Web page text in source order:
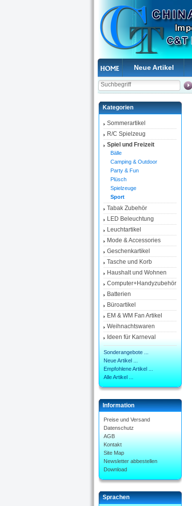
Neue Artikel
Kategorien
Sommerartikel
R/C Spielzeug
Spiel und Freizeit
Bälle
Camping & Outdoor
Party & Fun
Plüsch
Spielzeuge
Sport
Tabak Zubehör
LED Beleuchtung
Leuchtartikel
Mode & Accessories
Geschenkartikel
Tasche und Korb
Haushalt und Wohnen
Computer+Handyzubehör
Batterien
Büroartikel
EM & WM Fan Artikel
Weihnachtswaren
Ideen für Karneval
Sonderangebote ...
Neue Artikel ...
Empfohlene Artikel ...
Alle Artikel ...
Information
Preise und Versand
Datenschutz
AGB
Kontakt
Site Map
Newsletter abbestellen
Download
Sprachen